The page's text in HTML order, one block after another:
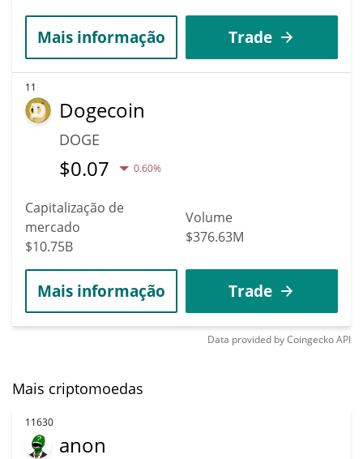
Mais informação Trade
11
Dogecoin
DOGE
$0.07 0.60%
Capitalização de
mercado
$10.75B
Volume
$376.63M
Mais informação Trade
Data provided byCoingeckoAPI
Mais criptomoedas
11630
anon